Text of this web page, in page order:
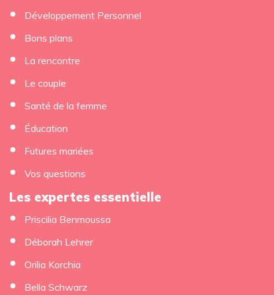
Développement Personnel
Bons plans
La rencontre
Le couple
Santé de la femme
Éducation
Futures mariées
Vos questions
Les expertes essentielle
Priscilia Benmoussa
Déborah Lehrer
Orilia Korchia
Bella Schwarz